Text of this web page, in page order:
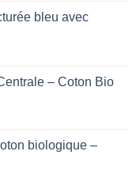
bleu avec
– Coton Bio
biologique –